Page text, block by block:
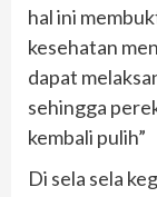
hal ini
kesehatan
dapat
sehingga
kembali pulih”
Di sela sela